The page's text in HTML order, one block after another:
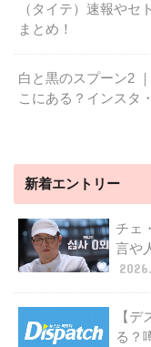
（タイテ）速報やセ
まとめ！
白と黒のスプーン2
こにある？インスタ
新着エントリー
チェ
言や
【
る？